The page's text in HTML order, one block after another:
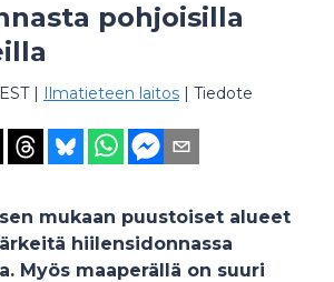
pohjoisilla
| Ilmatieteen laitos | Tiedote
mukaan puustoiset alueet
hiilensidonnassa
Myös maaperällä on suuri